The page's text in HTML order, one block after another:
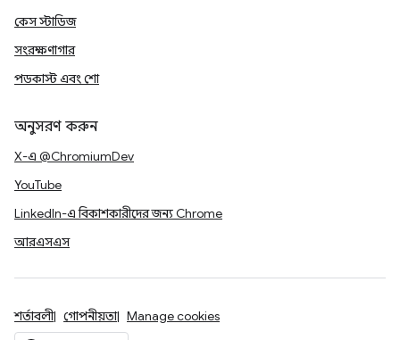
কেস স্টাডিজ
সংরক্ষণাগার
পডকাস্ট এবং শো
অনুসরণ করুন
X-এ @ChromiumDev
YouTube
LinkedIn-এ বিকাশকারীদের জন্য Chrome
আরএসএস
শর্তাবলী গোপনীয়তা Manage cookies